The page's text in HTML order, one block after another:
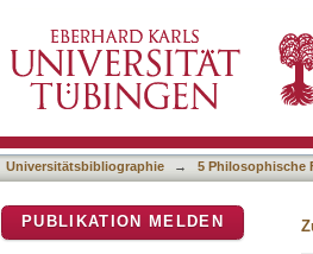
Gewaltzeiten. Violence in
Existence (carm. 11)
Universitätsbibliographie → 5 Philosophische
PUBLIKATION MELDEN